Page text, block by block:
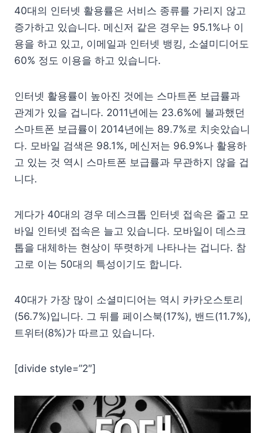
40대의 인터넷 활용률은 서비스 종류를 가리지 않고
증가하고 있습니다. 메신저 같은 경우는 95.1%나 이
용을 하고 있고, 이메일과 인터넷 뱅킹, 소셜미디어도
60% 정도 이용을 하고 있습니다.
인터넷 활용률이 높아진 것에는 스마트폰 보급률과
관계가 있을 겁니다. 2011년에는 23.6%에 불과했던
스마트폰 보급률이 2014년에는 89.7%로 치솟았습니
다. 모바일 검색은 98.1%, 메신저는 96.9%나 활용하
고 있는 것 역시 스마트폰 보급률과 무관하지 않을 겁
니다.
게다가 40대의 경우 데스크톱 인터넷 접속은 줄고 모
바일 인터넷 접속은 늘고 있습니다. 모바일이 데스크
톱을 대체하는 현상이 뚜렷하게 나타나는 겁니다. 참
고로 이는 50대의 특성이기도 합니다.
40대가 가장 많이 소셜미디어는 역시 카카오스토리
(56.7%)입니다. 그 뒤를 페이스북(17%), 밴드(11.7%),
트위터(8%)가 따르고 있습니다.
[divide style=”2″]